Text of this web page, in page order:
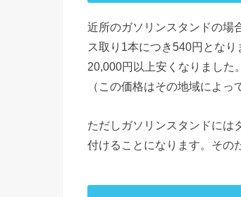
近所のガソリンスタンドの場
ス取り1本につき540円とな
20,000円以上安くなりました
（この価格はその地域によっ
ただしガソリンスタンドには
付けることになります。その